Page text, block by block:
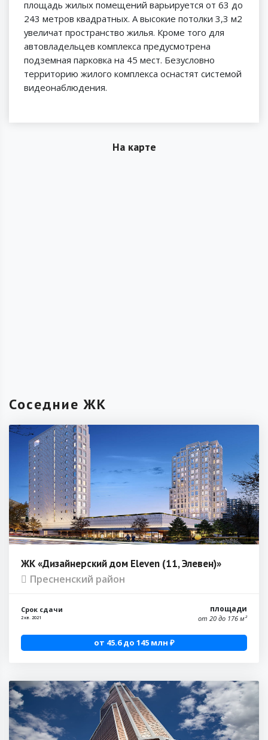
площадь жилых помещений варьируется от 63 до
243 метров квадратных. А высокие потолки 3,3 м2
увеличат пространство жилья. Кроме того для
автовладельцев комплекса предусмотрена
подземная парковка на 45 мест. Безусловно
территорию жилого комплекса оснастят системой
видеонаблюдения.
На карте
Соседние ЖК
ЖК «Дизайнерский дом Eleven (11, Элевен)»
Пресненский район
Срок сдачи
2 кв. 2021
площади
от 20 до 176 м²
от 45.6 до 145 млн ₽